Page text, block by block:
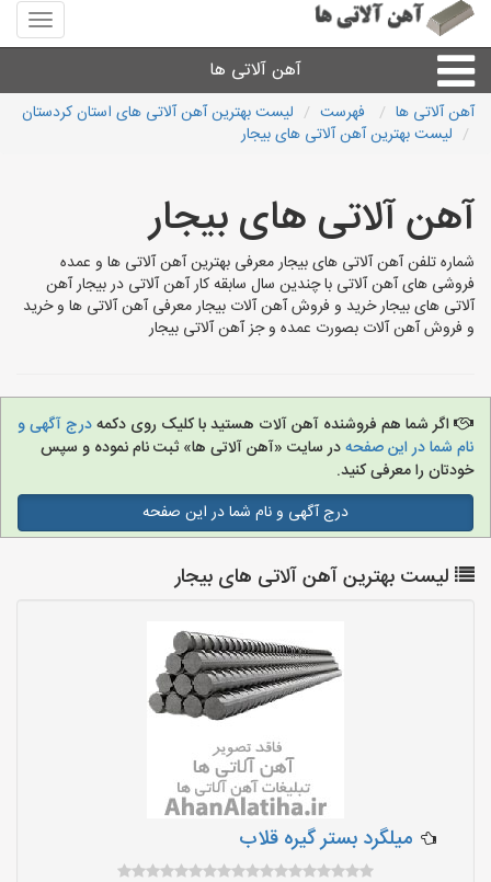
منوی
سایت
آلاتی
ها
آهن آلاتی ها
میلگرد نبشی،مفتول
لوله و اتصالات
سایر آهن آلات
آهن آلاتی های شهرها
آهن آلاتی ها فهرست
لیست بهترین آهن آلاتی های استان کردستان
لیست بهترین آهن آلاتی های بیجار
آهن آلاتی های بیجار
شماره تلفن آهن آلاتی های بیجار معرفی بهترین آهن آلاتی ها و عمده
فروشی های آهن آلاتی با چندین سال سابقه کار آهن آلاتی در بیجار آهن
آلاتی های بیجار خرید و فروش آهن آلات بیجار معرفی آهن آلاتی ها و خرید
و فروش آهن آلات بصورت عمده و جز آهن آلاتی بیجار
اگر شما هم فروشنده آهن آلات هستید با کلیک روی دکمهدرج آگهی و
نام شما در این صفحهدر سایت «آهن آلاتی ها» ثبت نام نموده و سپس
خودتان را معرفی کنید.
درج آگهی و نام شما در این صفحه
لیست بهترین آهن آلاتی های بیجار
میلگرد بستر گیره قلاب